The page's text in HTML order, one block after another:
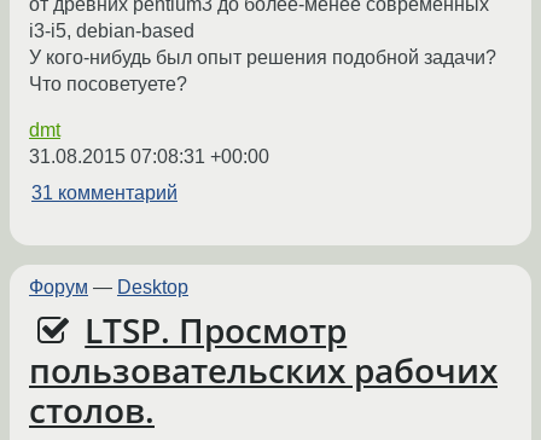
i3-i5, debian-based
У кого-нибудь был опыт решения подобной задачи?
Что посоветуете?
dmt
31.08.2015 07:08:31 +00:00
31 комментарий
Форум — Desktop
LTSP. Просмотр
пользовательских рабочих
столов.